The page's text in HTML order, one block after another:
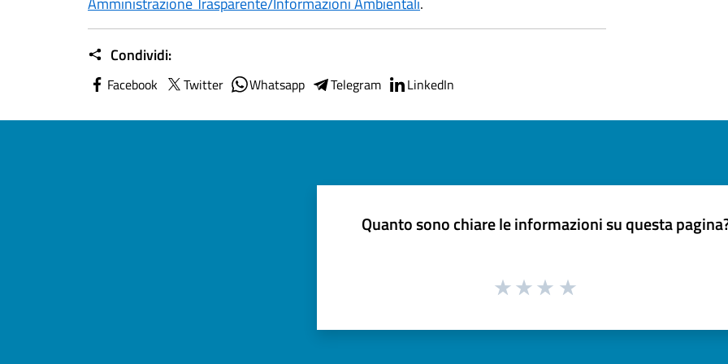
Condividi:
Facebook Twitter Whatsapp Telegram LinkedIn
Quanto sono chiare le informazioni su questa